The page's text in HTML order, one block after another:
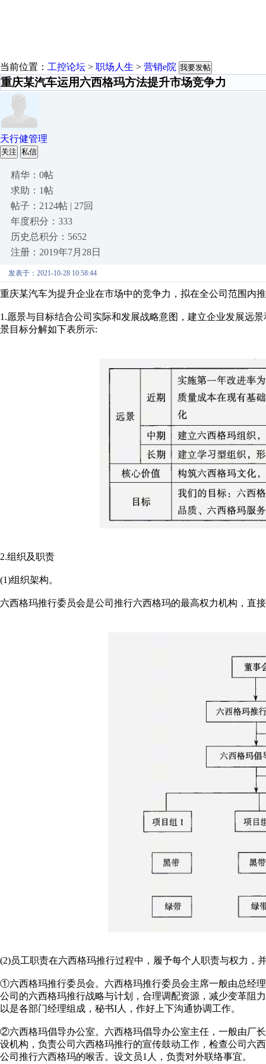
当前位置： 工控论坛 > 职场人生 > 营销e院 我要发帖
重庆某汽车运用六西格玛方法提升市场竞争力
天行健管理
关注 私信
精华：0帖
求助：1帖
帖子：2124帖 | 27回
年度积分：333
历史总积分：5652
注册：2019年7月28日
发表于：2021-10-28 10:58:44
重庆某汽车为提升企业在市场中的竞争力，拟在全公司范围内
1.愿景与目标结合公司实际和发展战略意图，建立企业发展远
景目标分解如下表所示:
2.组织及职责
(1)组织架构。
六西格玛推行委员会是公司推行六西格玛的最高权力机构，直
(2)员工职责在六西格玛推行过程中，履予每个人职责与权力，
①六西格玛推行委员会。六西格玛推行委员会主席一般由总经
公司的六西格玛推行战略与计划，合理调配资源，减少变革阻
以是各部门经理组成，秘书I人，作好上下沟通协调工作。
②六西格玛倡导办公室。六西格玛倡导办公室主任，一般由厂
设机构，负责公司六西格玛推行的宣传鼓动工作，检查公司六
公司推行六西格玛的喉舌。设文员1人，负责对外联络事宜。